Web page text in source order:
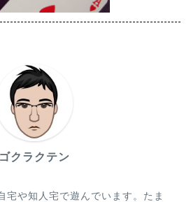
ゴクラクテン
宅や知人宅で遊んでいます。たま